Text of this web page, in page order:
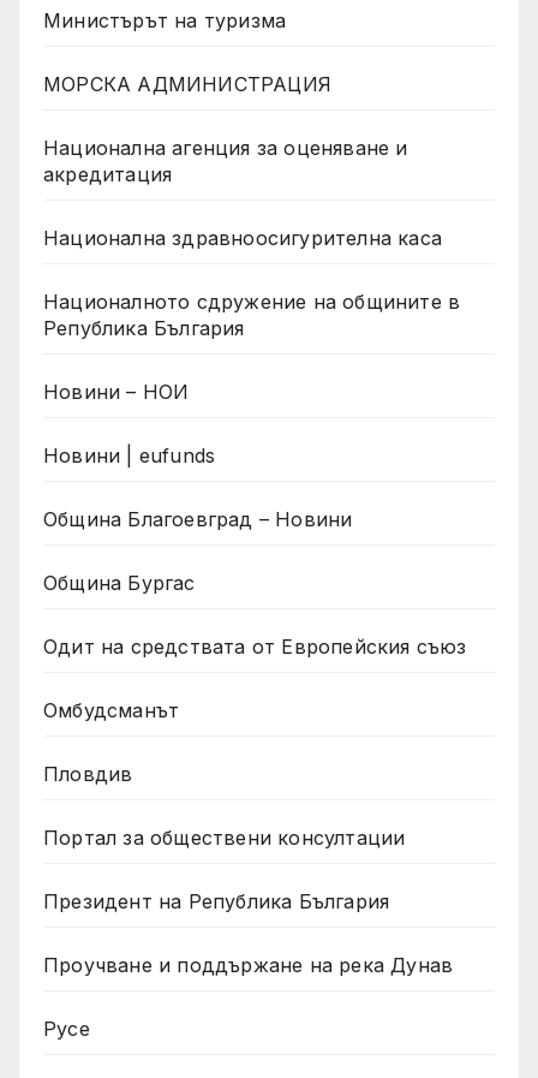
Министърът на туризма
МОРСКА АДМИНИСТРАЦИЯ
Национална агенция за оценяване и
акредитация
Национална здравноосигурителна каса
Националното сдружение на общините в
Република България
Новини – НОИ
Новини | eufunds
Община Благоевград – Новини
Община Бургас
Одит на средствата от Европейския съюз
Омбудсманът
Пловдив
Портал за обществени консултации
Президент на Република България
Проучване и поддържане на река Дунав
Русе